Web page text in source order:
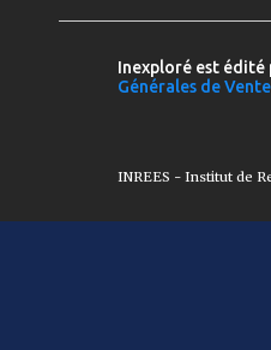
Inexploré est édité
Générales de Vente
INREES - Institut de